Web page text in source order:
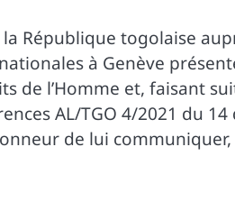
République togolaise
à Genève
de l’Homme et, faisant
AL/TGO 4/2021 du
de lui